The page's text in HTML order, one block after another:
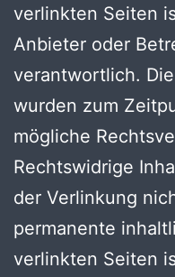
verlinkten Seiten
Anbieter oder
verantwortlich.
wurden zum
mögliche
Rechtswidrige
der Verlinkung
permanente
verlinkten Seiten